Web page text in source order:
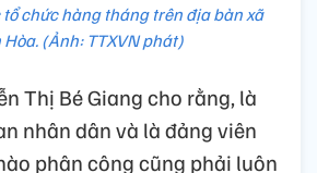
chức hàng tháng trên địa bàn xã
(Ảnh: TTXVN phát)
Thị Bé Giang cho rằng, là
nhân dân và là đảng viên
phân công cũng phải luôn